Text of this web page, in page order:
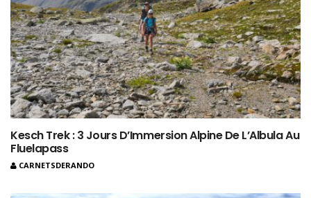
Kesch Trek : 3 Jours D’Immersion Alpine De L’Albula Au
Fluelapass
CARNETSDERANDO